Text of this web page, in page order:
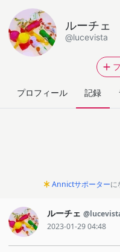
ルーチェ
@lucevista
プロフィール 記録
Annictサポーターに
ルーチェ
2023-01-29 04:48